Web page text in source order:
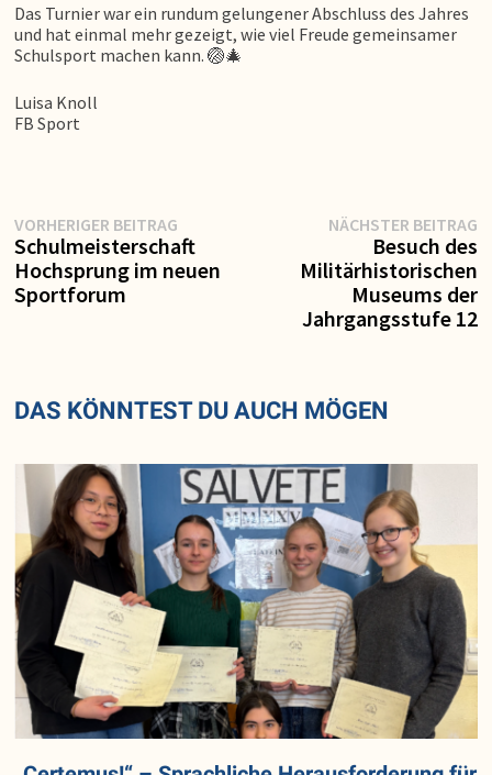
Das Turnier war ein rundum gelungener Abschluss des Jahres
und hat einmal mehr gezeigt, wie viel Freude gemeinsamer
Schulsport machen kann. 🏐🎄
Luisa Knoll
FB Sport
Beitragsnavigation
VORHERIGER BEITRAG
Beitrag:
Schulmeisterschaft
Hochsprung im neuen
Sportforum
NÄCHSTER BEITRAG
Besuch des
Militärhistorischen
Museums der
Jahrgangsstufe 12
DAS KÖNNTEST DU AUCH MÖGEN